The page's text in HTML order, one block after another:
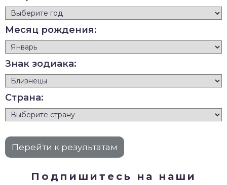
Месяц рождения:
Знак зодиака:
Страна:
Подпишитесь на наши